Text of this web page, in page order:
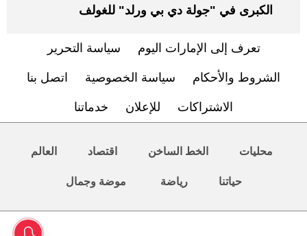
الكبرى في "جولة دي بي ورلد" للغولف
تعرف إلى الإمارات اليوم سياسة التحرير
الشروط والأحكام سياسة الخصوصية اتصل بنا
الاشتراكات للإعلان خدماتنا
محليات الخط الساخن اقتصاد العالم
حياتنا رياضة موضة وجمال